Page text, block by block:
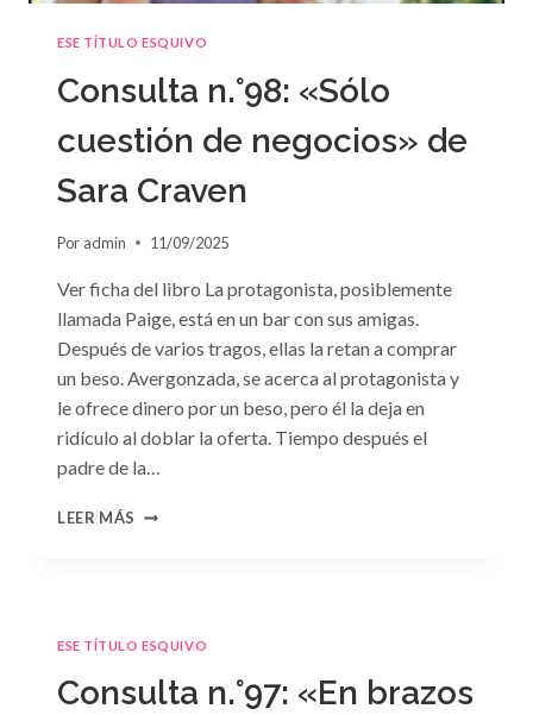
ESE TÍTULO ESQUIVO
Consulta n.°98: «Sólo
cuestión de negocios» de
Sara Craven
Por admin 11/09/2025
Ver ficha del libro La protagonista, posiblemente
llamada Paige, está en un bar con sus amigas.
Después de varios tragos, ellas la retan a comprar
un beso. Avergonzada, se acerca al protagonista y
le ofrece dinero por un beso, pero él la deja en
ridículo al doblar la oferta. Tiempo después el
padre de la…
LEER MÁS CONSULTA
NEGOCIOS»
SARA
ESE TÍTULO ESQUIVO
Consulta n.°97: «En brazos